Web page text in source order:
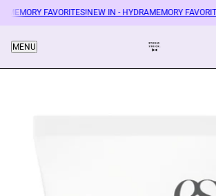
FAVORITES!NEW IN - HYDRAMEMORY
MENU